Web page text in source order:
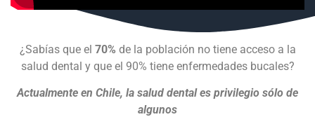
¿Sabías que el 70% de la población no tiene acceso a la
salud dental y que el 90% tiene enfermedades bucales?
Actualmente en Chile, la salud dental es privilegio sólo de
algunos